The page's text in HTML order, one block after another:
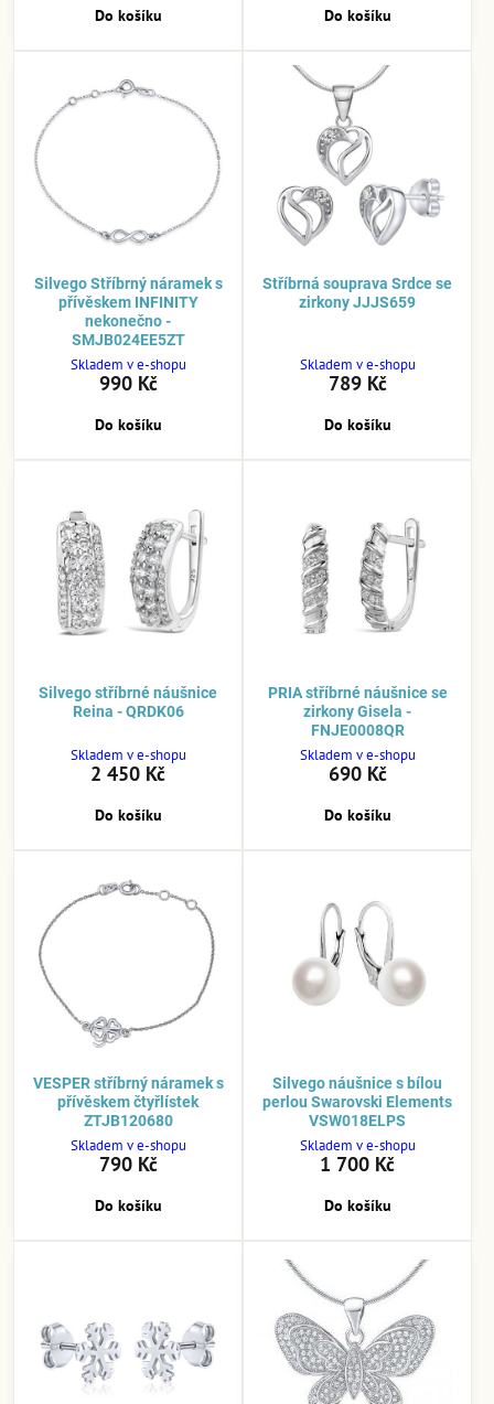
Do košíku Do košíku
Silvego Stříbrný náramek s
přívěskem INFINITY
nekonečno -
SMJB024EE5ZT
Skladem v e-shopu
990 Kč
Do košíku
Stříbrná souprava Srdce se
zirkony JJJS659
Skladem v e-shopu
789 Kč
Do košíku
Silvego stříbrné náušnice
Reina - QRDK06
Skladem v e-shopu
2 450 Kč
Do košíku
PRIA stříbrné náušnice se
zirkony Gisela -
FNJE0008QR
Skladem v e-shopu
690 Kč
Do košíku
VESPER stříbrný náramek s
přívěskem čtyřlístek
ZTJB120680
Skladem v e-shopu
790 Kč
Do košíku
Silvego náušnice s bílou
perlou Swarovski Elements
VSW018ELPS
Skladem v e-shopu
1 700 Kč
Do košíku